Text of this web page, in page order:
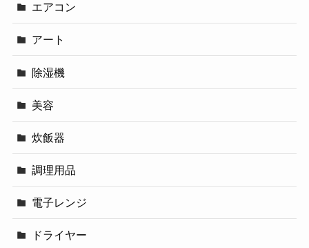
エアコン
アート
除湿機
美容
炊飯器
調理用品
電子レンジ
ドライヤー